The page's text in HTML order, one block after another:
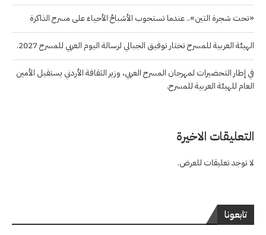
«تحت شجرة التين».. عندما تستجوب الأشباحُ الأحياءَ على مسرح الذاكرة
الهيئة العربية للمسرح تختار توفيق الجبالي لرسالة اليوم العربي للمسرح 2027.
في إطار التحضيرات لمهرجان المسرح العربي، وزير الثقافة الأردني يستقبل الأمين
العام للهيئة العربية للمسرح.
التعليقات الاخيرة
لا توجد تعليقات للعرض.
تابعونا